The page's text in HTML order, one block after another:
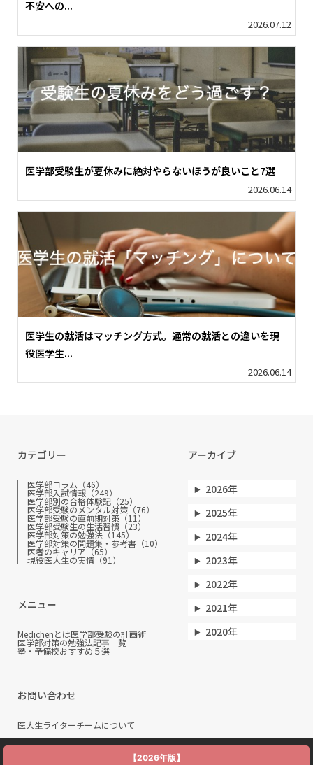
不安への...
2026.07.12
医学部受験生が夏休みに絶対やらないほうが良いこと7選
2026.06.14
医学生の就活はマッチング方式。通常の就活との違いを現
役医学生...
2026.06.14
カテゴリー
医学部コラム（46）
医学部入試情報（249）
医学部別の合格体験記（25）
医学部受験のメンタル対策（76）
医学部受験の直前期対策（11）
医学部受験生の生活習慣（23）
医学部対策の勉強法（145）
医学部対策の問題集・参考書（10）
医者のキャリア（65）
現役医大生の実情（91）
メニュー
Medichenとは医学部受験の計画術
医学部対策の勉強法記事一覧
塾・予備校おすすめ５選
お問い合わせ
医大生ライターチームについて
アーカイブ
2026年
2025年
2024年
2023年
2022年
2021年
2020年
【2026年版】